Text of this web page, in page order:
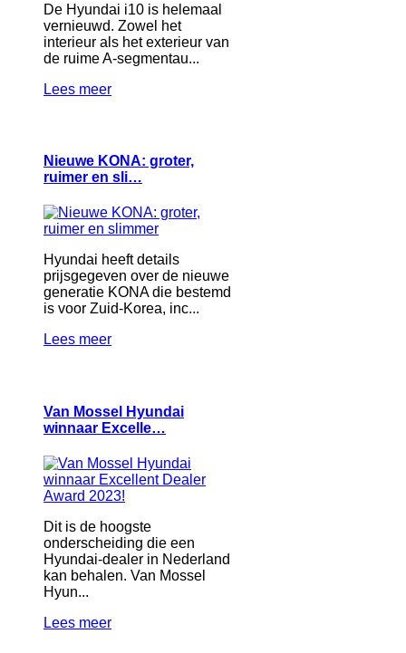
De Hyundai i10 is helemaal
vernieuwd. Zowel het
interieur als het exterieur van
de ruime A-segmentau...
Lees meer
Nieuwe KONA: groter,
ruimer en sli…
Hyundai heeft details
prijsgegeven over de nieuwe
generatie KONA die bestemd
is voor Zuid-Korea, inc...
Lees meer
Van Mossel Hyundai
winnaar Excelle…
Dit is de hoogste
onderscheiding die een
Hyundai-dealer in Nederland
kan behalen. Van Mossel
Hyun...
Lees meer